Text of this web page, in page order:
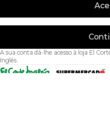
A sua conta dá-lhe acesso à loja El
Inglés.